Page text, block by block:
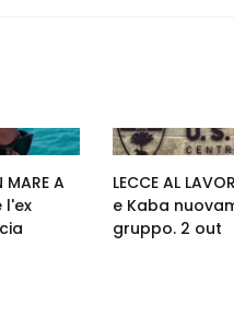
MARE A
l'ex
LECCE AL
e Kaba
gruppo. 2 out